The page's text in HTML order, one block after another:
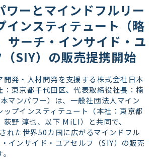
教育関係者向け
HRフェス／イベント情報
キャリアのこれから研究所
採用情報
ワーとマインドフルリー
インスティテュート（略
サーチ・インサイド・ユ
SIY）の販売提携開始
開発・人材開発を支援する株式会社日本
：東京都千代田区、代表取締役社長：楠
マンパワー）は、一般社団法人マイン
ップインスティテュート（本社：東京都
野 淳也、以下 MiLI）と共同で、
れた世界50カ国に広がるマインドフル
インサイド・ユアセルフ（SIY）の販売